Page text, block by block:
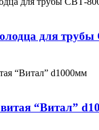
для
“Витал”